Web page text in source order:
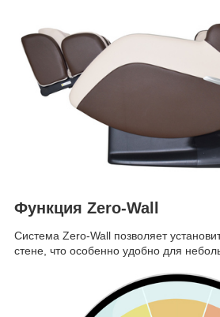
Функция Zero-Wall
Система Zero-Wall позволяет
стене, что особенно удобно для